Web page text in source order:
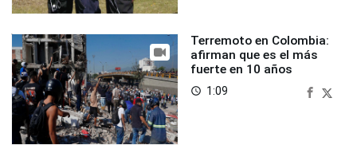
Terremoto en Colombia:
afirman que es el más
fuerte en 10 años
access_time 1:09